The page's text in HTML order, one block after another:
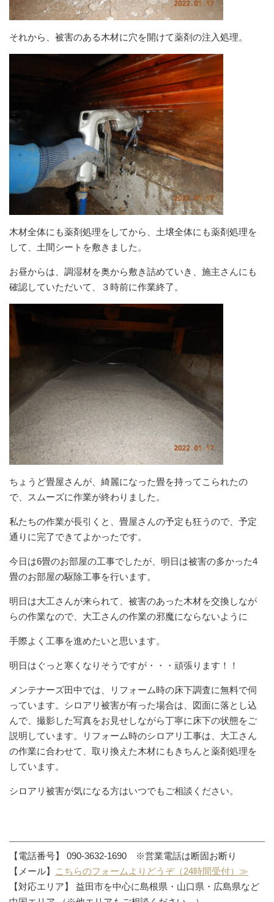
それから、被害のある木材に穴を開けて薬剤の注入処理。
木材全体にも薬剤処理をしてから、土壌全体にも薬剤処理を
して、土間シートを敷きました。
お昼からは、調湿材を奥から敷き詰めていき、施主さんにも
確認していただいて、３時前に作業終了。
ちょうど畳屋さんが、綺麗になった畳を持ってこられたの
で、スムーズに作業が終わりました。
私たちの作業が長引くと、畳屋さんの予定も狂うので、予定
通りに完了できてよかったです。
今日は6畳のお部屋の工事でしたが、明日は被害の多かった4
畳のお部屋の駆除工事を行います。
明日は大工さんが来られて、被害のあった木材を交換しなが
らの作業なので、大工さんの作業の邪魔にならないように
手際よく工事を進めたいと思います。
明日はぐっと寒くなりそうですが・・・頑張ります！！
メンテナーズ田中では、リフォーム時の床下調査に無料で伺
っています。シロアリ被害が有った場合は、図面に落とし込
んで、撮影した写真をお見せしながら丁寧に床下の状態をご
説明しています。リフォーム時のシロアリ工事は、大工さん
の作業に合わせて、取り換えた木材にもきちんと薬剤処理を
しています。
シロアリ被害が気になる方はいつでもご相談ください。
【電話番号】 090-3632-1690 ※営業電話は断固お断り
【メール】
こちらのフォームよりどうぞ（24時間受付）≫
【対応エリア】 益田市を中心に島根県・山口県・広島県など